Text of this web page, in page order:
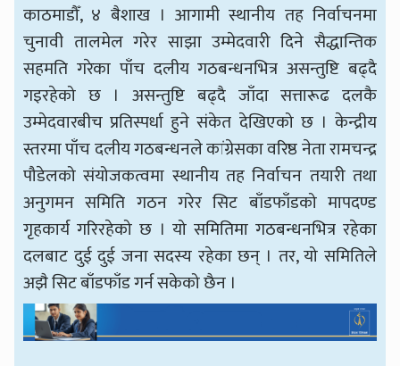
काठमाडौँ, ४ बैशाख । आगामी स्थानीय तह निर्वाचनमा
चुनावी तालमेल गरेर साझा उम्मेदवारी दिने सैद्धान्तिक
सहमति गरेका पाँच दलीय गठबन्धनभित्र असन्तुष्टि बढ्दै
गइरहेको छ । असन्तुष्टि बढ्दै जाँदा सत्तारूढ दलकै
उम्मेदवारबीच प्रतिस्पर्धा हुने संकेत देखिएको छ । केन्द्रीय
स्तरमा पाँच दलीय गठबन्धनले कांग्रेसका वरिष्ठ नेता रामचन्द्र
पौडेलको संयोजकत्वमा स्थानीय तह निर्वाचन तयारी तथा
अनुगमन समिति गठन गरेर सिट बाँडफाँडको मापदण्ड
गृहकार्य गरिरहेको छ । यो समितिमा गठबन्धनभित्र रहेका
दलबाट दुई दुई जना सदस्य रहेका छन् । तर, यो समितिले
अझै सिट बाँडफाँड गर्न सकेको छैन ।